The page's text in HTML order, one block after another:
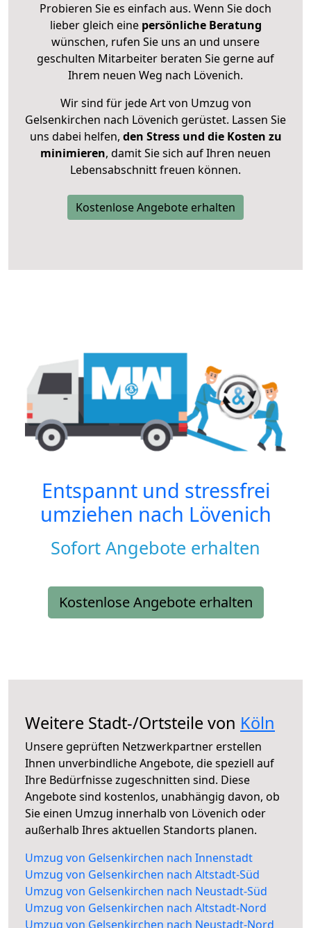
Probieren Sie es einfach aus. Wenn Sie doch
lieber gleich eine persönliche Beratung
wünschen, rufen Sie uns an und unsere
geschulten Mitarbeiter beraten Sie gerne auf
Ihrem neuen Weg nach Lövenich.
Wir sind für jede Art von Umzug von
Gelsenkirchen nach Lövenich gerüstet. Lassen Sie
uns dabei helfen, den Stress und die Kosten zu
minimieren, damit Sie sich auf Ihren neuen
Lebensabschnitt freuen können.
Kostenlose Angebote erhalten
Entspannt und stressfrei
umziehen nach Lövenich
Sofort Angebote erhalten
Kostenlose Angebote erhalten
Weitere Stadt-/Ortsteile von Köln
Unsere geprüften Netzwerkpartner erstellen
Ihnen unverbindliche Angebote, die speziell auf
Ihre Bedürfnisse zugeschnitten sind. Diese
Angebote sind kostenlos, unabhängig davon, ob
Sie einen Umzug innerhalb von Lövenich oder
außerhalb Ihres aktuellen Standorts planen.
Umzug von Gelsenkirchen nach Innenstadt
Umzug von Gelsenkirchen nach Altstadt-Süd
Umzug von Gelsenkirchen nach Neustadt-Süd
Umzug von Gelsenkirchen nach Altstadt-Nord
Umzug von Gelsenkirchen nach Neustadt-Nord